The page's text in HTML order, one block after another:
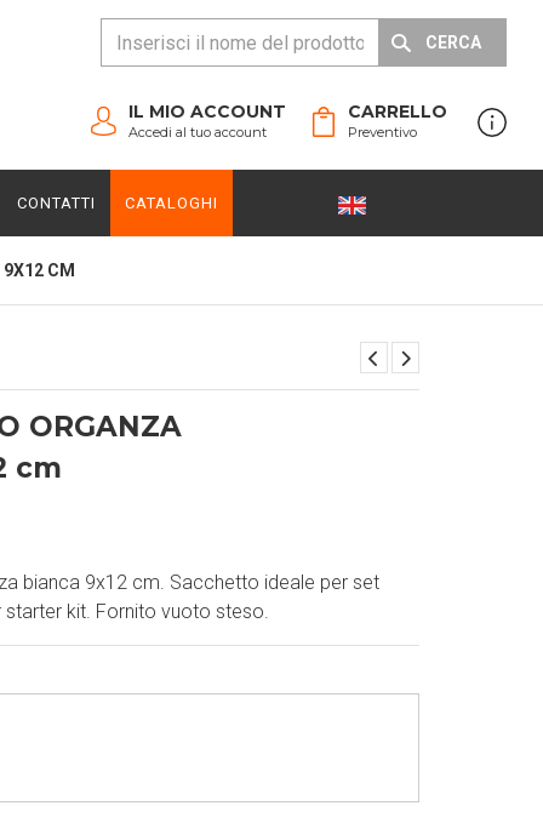
CERCA
CARRELLO
Preventivo
IL MIO ACCOUNT
Accedi al tuo account
CONTATTI CATALOGHI
CM
ORGANZA
cm
bianca 9x12 cm. Sacchetto ideale per set
kit. Fornito vuoto steso.